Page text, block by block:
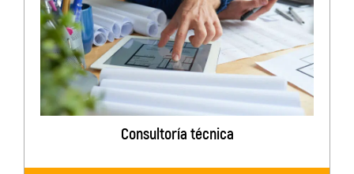
Consultoría técnica